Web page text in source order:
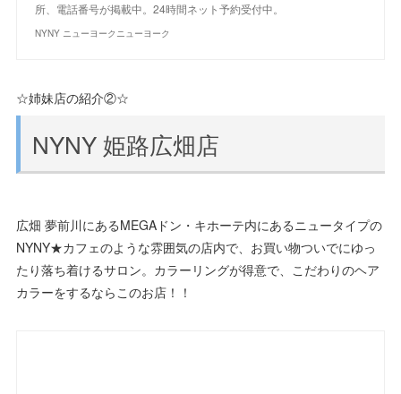
所、電話番号が掲載中。24時間ネット予約受付中。
NYNY ニューヨークニューヨーク
☆姉妹店の紹介②☆
NYNY 姫路広畑店
広畑 夢前川にあるMEGAドン・キホーテ内にあるニュータイプの
NYNY★カフェのような雰囲気の店内で、お買い物ついでにゆっ
たり落ち着けるサロン。カラーリングが得意で、こだわりのヘア
カラーをするならこのお店！！